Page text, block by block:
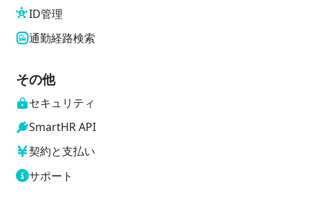
ID管理
通勤経路検索
その他
セキュリティ
SmartHR API
契約と支払い
サポート